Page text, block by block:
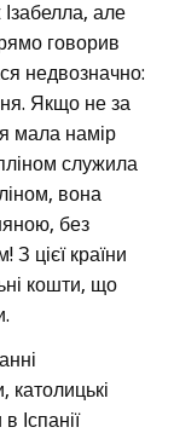
але
говорив
недвозначно:
Якщо не за
мала намір
служила
вона
без
З цієї країни
кошти, що
католицькі
Іспанії